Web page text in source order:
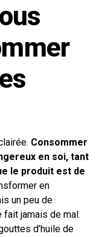
Consommer
en soi, tant
le produit est de
en
un peu de
jamais de mal.
d’huile de